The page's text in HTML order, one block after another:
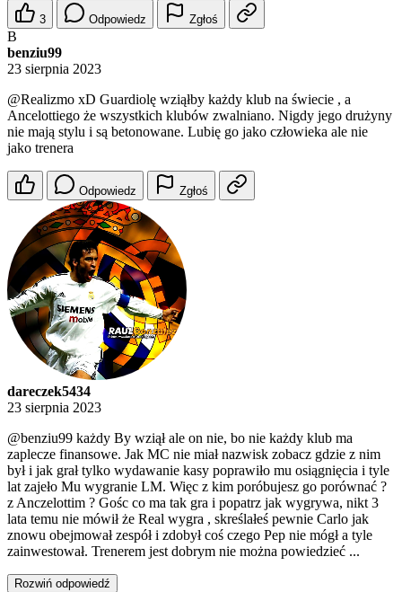
3 Odpowiedz Zgłoś
B
benziu99
23 sierpnia 2023
@Realizmo xD Guardiolę wziąłby każdy klub na świecie , a
Ancelottiego że wszystkich klubów zwalniano. Nigdy jego drużyny
nie mają stylu i są betonowane. Lubię go jako człowieka ale nie
jako trenera
Odpowiedz Zgłoś
dareczek5434
23 sierpnia 2023
@benziu99 każdy By wziął ale on nie, bo nie każdy klub ma
zaplecze finansowe. Jak MC nie miał nazwisk zobacz gdzie z nim
był i jak grał tylko wydawanie kasy poprawiło mu osiągnięcia i tyle
lat zajeło Mu wygranie LM. Więc z kim poróbujesz go porównać ?
z Anczelottim ? Gośc co ma tak gra i popatrz jak wygrywa, nikt 3
lata temu nie mówił że Real wygra , skreślałeś pewnie Carlo jak
znowu obejmował zespół i zdobył coś czego Pep nie mógł a tyle
zainwestował. Trenerem jest dobrym nie można powiedzieć ...
Rozwiń odpowiedź